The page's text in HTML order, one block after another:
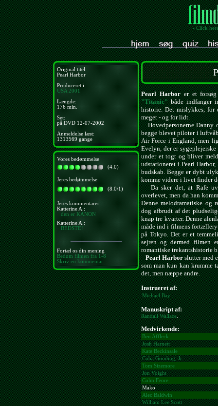
- Click
Original titel:
Pearl Harbor
Produceret i:
USA 2001
Længde:
176 min.
Set:
på DVD 12-07-2002
Anmeldelse læst:
1313569 gange
Vores bedømmelse
(4.0)
Jeres bedømmelse
(8.0/1)
Jeres kommentarer
Katterine A.:
den er KANON
Katterine A.:
BEDSTE!
Fortæl os din mening
Bedøm filmen fra 1-8
Skriv en kommentar
Pearl Harborer et forsøg
"Titanic"både indfanger
historie. Det mislykkes, for
meget - og for lidt.
Hovedpersonerne Danny
begge blevet piloter i
Air Force i England, men
Evelyn, der er
under et togt og bliver
udstationeret i Pearl
budskab. Begge er dybt
komme videre i livet finder
Da sker det, at Rafe
overlevet, men da han
Denne melodramatiske og
dog afbrudt af det
knap tre kvarter. Denne
måde ind i filmens
på Tokyo. Det er et
sejren og dermed filmen
romantiske trekantshistorie
Pearl Harborslutter med
som man kun kan krumme
det, men næppe andre.
Instrueret af:
Michael Bay
Manuskript af:
Randall Wallace.
Medvirkende:
Ben Affleck
Josh Harnett
Kate Beckinsale
Cuba Gooding, Jr.
Tom Sizemore
Jon Voight
Colm Feore
Mako
Alec Baldwin
William Lee Scott